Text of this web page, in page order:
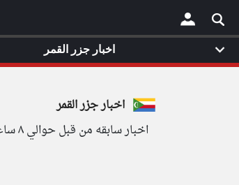
×
اخبار جزر القمر
اخبار سابقه من قبل حوالي ٨ ساعات
اخبار جزر القمر